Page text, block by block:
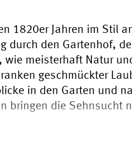
1820er Jahren im Stil
durch den Gartenhof,
meisterhaft Natur
geschmückter
in den Garten und
bringen die Sehnsucht